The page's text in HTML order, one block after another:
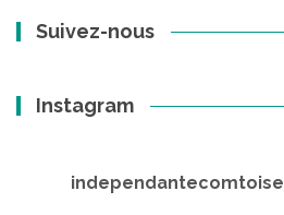
Suivez-nous
Instagram
independantecomtoise